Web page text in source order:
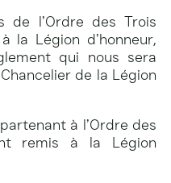
de l’Ordre des Trois
la Légion d’honneur,
qui nous sera
de la Légion
à l’Ordre des
remis à la Légion